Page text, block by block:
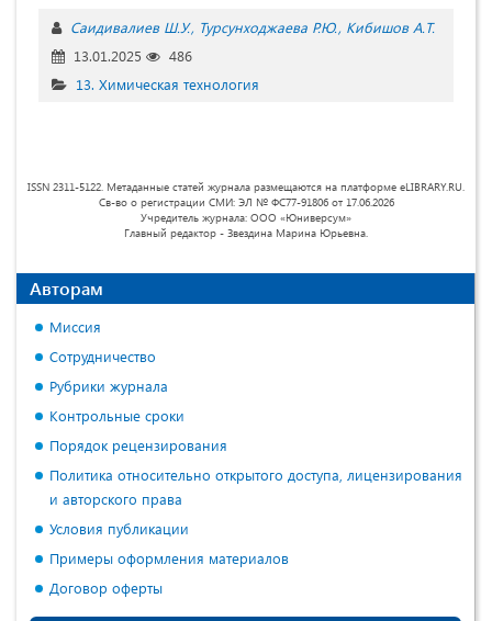
Саидивалиев Ш.У. Турсунходжаева Р.Ю. Кибишов А.Т.
13.01.2025
486
13. Химическая технология
ISSN 2311-5122. Метаданные статей журнала размещаются на платформе eLIBRARY.RU.
Св-во о регистрации СМИ: ЭЛ № ФС77-91806 от 17.06.2026
Учредитель журнала: ООО «Юниверсум»
Главный редактор - Звездина Марина Юрьевна.
Авторам
Миссия
Сотрудничество
Рубрики журнала
Контрольные сроки
Порядок рецензирования
Политика относительно открытого доступа, лицензирования
и авторского права
Условия публикации
Примеры оформления материалов
Договор оферты